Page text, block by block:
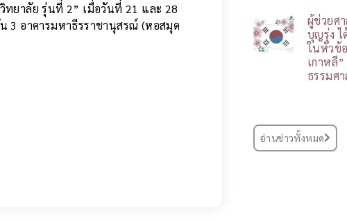
ทยาลัย รุ่นที่ 2” เมื่อวันที่ 21 และ 28
3 อาคารมหาธีรราชานุสรณ์ (หอสมุด
ผู้ช่วยศ
บุญรุ่ง ไ
ในหัวข้
เกาหลี
ธรรมศ
อ่านข่าวทั้งหมด